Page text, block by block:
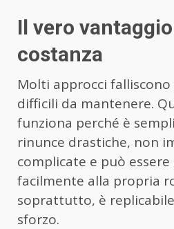
Il vero
costanza
Molti approcci
difficili da mantenere.
funziona perché è
rinunce drastiche, non
complicate e può
facilmente alla propria
soprattutto, è
sforzo.